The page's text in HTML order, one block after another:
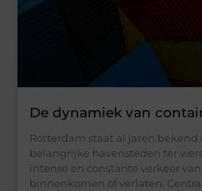
De dynamiek van
Rotterdam staat al jaren bekend
belangrijke havensteden ter
intense en constante verkeer
binnenkomen of verlaten.